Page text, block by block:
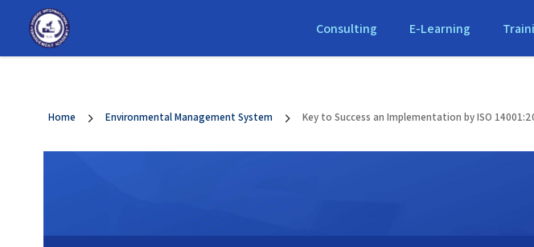
string(50) "https://robere.com/wp-content/themes/elumine-child"
Consulting
E-Learning
Home Environmental Management System Key to Success an Implementation by ISO